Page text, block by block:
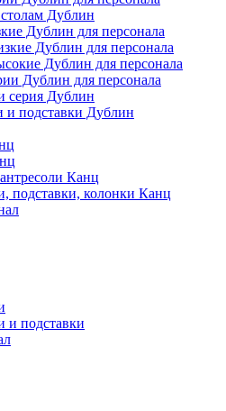
Дублин
Дублин для персонала
Дублин для персонала
Дублин для персонала
Дублин для персонала
серия Дублин
и подставки Дублин
Канц
подставки, колонки Канц
и подставки